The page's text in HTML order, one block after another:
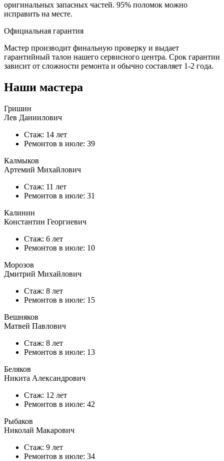
оригинальных запасных частей. 95% поломок можно
исправить на месте.
Официальная гарантия
Мастер производит финальную проверку и выдает
гарантийный талон нашего сервисного центра. Срок гарантии
зависит от сложности ремонта и обычно составляет 1-2 года.
Наши мастера
Гришин
Лев Даниилович
Стаж: 14 лет
Ремонтов в июле: 39
Калмыков
Артемий Михайлович
Стаж: 11 лет
Ремонтов в июле: 31
Калинин
Константин Георгиевич
Стаж: 6 лет
Ремонтов в июле: 10
Морозов
Дмитрий Михайлович
Стаж: 8 лет
Ремонтов в июле: 15
Вешняков
Матвей Павлович
Стаж: 8 лет
Ремонтов в июле: 13
Беляков
Никита Александрович
Стаж: 12 лет
Ремонтов в июле: 42
Рыбаков
Николай Макарович
Стаж: 9 лет
Ремонтов в июле: 34